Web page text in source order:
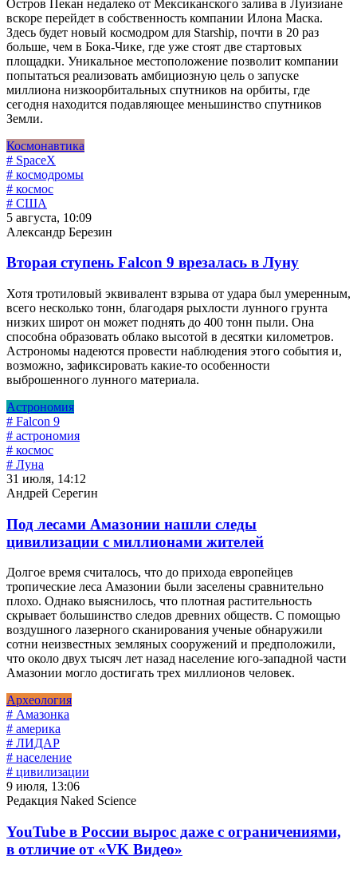
Остров Пекан недалеко от Мексиканского залива в Луизиане
вскоре перейдет в собственность компании Илона Маска.
Здесь будет новый космодром для Starship, почти в 20 раз
больше, чем в Бока-Чике, где уже стоят две стартовых
площадки. Уникальное местоположение позволит компании
попытаться реализовать амбициозную цель о запуске
миллиона низкоорбитальных спутников на орбиты, где
сегодня находится подавляющее меньшинство спутников
Земли.
Космонавтика
# SpaceX
# космодромы
# космос
# США
5 августа, 10:09
Александр Березин
Вторая ступень Falcon 9 врезалась в Луну
Хотя тротиловый эквивалент взрыва от удара был умеренным,
всего несколько тонн, благодаря рыхлости лунного грунта
низких широт он может поднять до 400 тонн пыли. Она
способна образовать облако высотой в десятки километров.
Астрономы надеются провести наблюдения этого события и,
возможно, зафиксировать какие-то особенности
выброшенного лунного материала.
Астрономия
# Falcon 9
# астрономия
# космос
# Луна
31 июля, 14:12
Андрей Серегин
Под лесами Амазонии нашли следы
цивилизации с миллионами жителей
Долгое время считалось, что до прихода европейцев
тропические леса Амазонии были заселены сравнительно
плохо. Однако выяснилось, что плотная растительность
скрывает большинство следов древних обществ. С помощью
воздушного лазерного сканирования ученые обнаружили
сотни неизвестных земляных сооружений и предположили,
что около двух тысяч лет назад население юго-западной части
Амазонии могло достигать трех миллионов человек.
Археология
# Амазонка
# америка
# ЛИДАР
# население
# цивилизации
9 июля, 13:06
Редакция Naked Science
YouTube в России вырос даже с ограничениями,
в отличие от «VK Видео»